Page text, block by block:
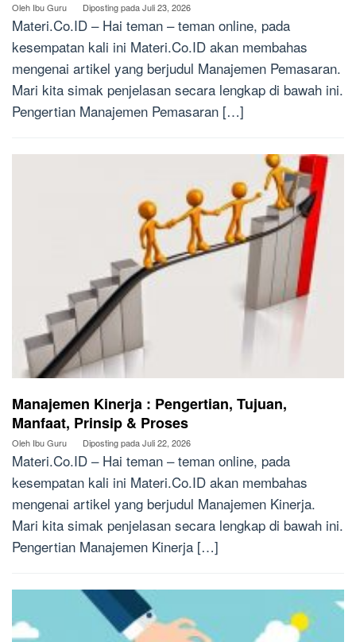
Oleh Ibu Guru Diposting padaJuli 23, 2026
Materi.Co.ID – Hai teman – teman online, pada
kesempatan kali ini Materi.Co.ID akan membahas
mengenai artikel yang berjudul Manajemen Pemasaran.
Mari kita simak penjelasan secara lengkap di bawah ini.
Pengertian Manajemen Pemasaran […]
Manajemen Kinerja : Pengertian, Tujuan,
Manfaat, Prinsip & Proses
Oleh Ibu Guru Diposting padaJuli 22, 2026
Materi.Co.ID – Hai teman – teman online, pada
kesempatan kali ini Materi.Co.ID akan membahas
mengenai artikel yang berjudul Manajemen Kinerja.
Mari kita simak penjelasan secara lengkap di bawah ini.
Pengertian Manajemen Kinerja […]